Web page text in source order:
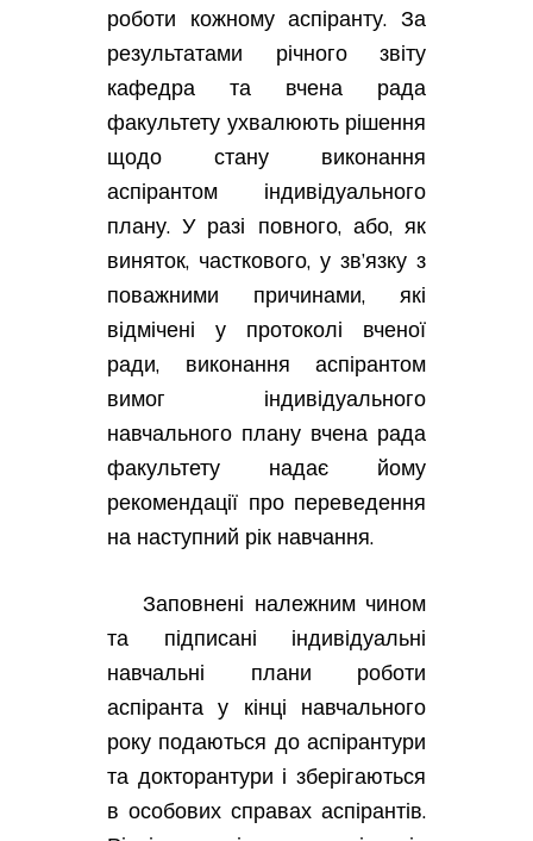
роботи кожному аспіранту. За
результатами річного звіту
кафедра та вчена рада
факультету ухвалюють рішення
щодо стану виконання
аспірантом індивідуального
плану. У разі повного, або, як
виняток, часткового, у зв’язку з
поважними причинами, які
відмічені у протоколі вченої
ради, виконання аспірантом
вимог індивідуального
навчального плану вчена рада
факультету надає йому
рекомендації про переведення
на наступний рік навчання.
Заповнені належним чином
та підписані індивідуальні
навчальні плани роботи
аспіранта у кінці навчального
року подаються до аспірантури
та докторантури і зберігаються
в особових справах аспірантів.